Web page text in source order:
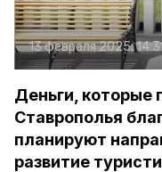
13 февраля 2025,
Деньги, которые
Ставрополья
планируют
развитие